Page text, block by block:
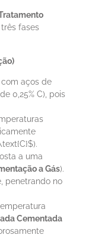
fases
aços de
0,25% C), pois
a uma
a Gás).
penetrando no
Cementada